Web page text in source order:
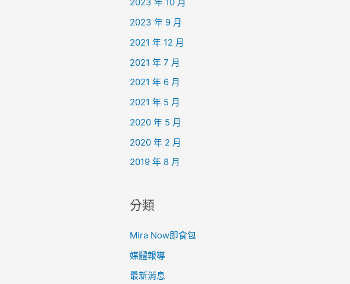
2023 年 10 月
2023 年 9 月
2021 年 12 月
2021 年 7 月
2021 年 6 月
2021 年 5 月
2020 年 5 月
2020 年 2 月
2019 年 8 月
分類
Mira Now即食包
媒體報導
最新消息